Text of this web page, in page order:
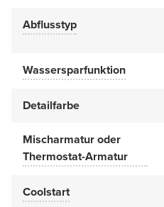
Abflusstyp
Wassersparfunktion
Detailfarbe
Mischarmatur oder
Thermostat-Armatur
Coolstart